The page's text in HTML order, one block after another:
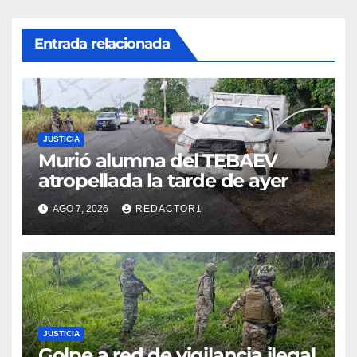
Entrada relacionada
JUSTICIA
Murió alumna del TEBAEV
atropellada la tarde de ayer
AGO 7, 2026 REDACTOR1
JUSTICIA